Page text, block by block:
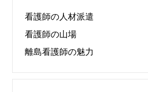
看護師の人材派遣
看護師の山場
離島看護師の魅力